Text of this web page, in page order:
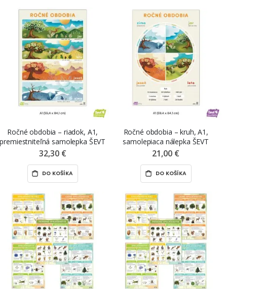
Ročné obdobia – riadok, A1,
premiestniteľná samolepka ŠEVT
NANO print
32,30 €
DO KOŠÍKA
Ročné obdobia – kruh, A1,
samolepiaca nálepka ŠEVT
samolepka
21,00 €
DO KOŠÍKA